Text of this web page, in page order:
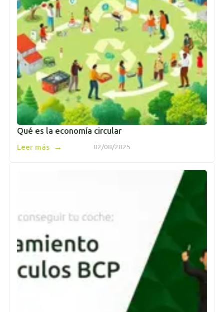
Qué es la economía circular
02/08/2025
Leer más →